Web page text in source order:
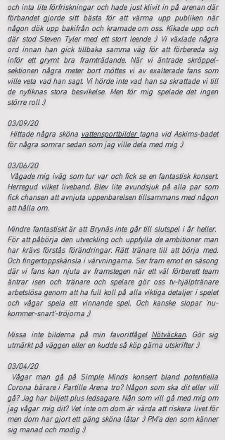
och inta lite förfriskningar och hade just klivit in på arenan där
förbandet gjorde sitt bästa för att värma upp publiken när
någon dök upp bakifrån och kramade om oss. Kikade upp och
där stod Steven Tyler med ett stort leende :) Vi växlade några
ord innan han gick tillbaka samma väg för att förbereda sig
inför ett grymt bra framträdande. När vi äntrade skröppel-
sektionen några meter bort möttes vi av exalterade fans som
ville veta vad han sagt. Vi hörde inte vad han sa skrattade vi till
de nyfiknas stora besvikelse. Men för mig spelade det ingen
större roll :)
03/09/20
Hittade några sköna vattensportbildertagna vid Askims-badet
för några somrar sedan som jag ville dela med mig :)
03/06/20
Vågade mig iväg som tur var och fick se en fantastisk konsert.
Herregud vilket liveband. Blev lite avundsjuk på alla par som
fick chansen att avnjuta uppenbarelsen tillsammans med någon
att hålla om.
Mindre fantastiskt är att Brynäs inte går till slutspel i år heller.
För att påbörja den utveckling och uppfylla de ambitioner man
har krävs förstås förändringar. Rätt tränare till att börja med.
Och fingertoppskänsla i värvningarna. Ser fram emot en säsong
där vi fans kan njuta av framstegen när ett väl förberett team
äntrar isen och tränare och spelare gör oss tv-hjälptränare
arbetslösa genom att ha full koll på alla viktiga detaljer i spelet
och vågar spela ett vinnande spel. Och kanske slopar 'nu-
kommer-snart'-tröjorna ;)
Missa inte bilderna på min favoritfågel Nötväckan. Gör sig
utmärkt på väggen eller en kudde så köp gärna utskrifter :)
03/04/20
Vågar man gå på Simple Minds konsert bland potentiella
Corona bärare i Partille Arena tro? Någon som ska dit eller vill
gå? Jag har biljett plus ledsagare. Nån som vill gå med mig om
jag vågar mig dit? Vet inte om dom är värda att riskera livet för
men dom har gjort ett gäng sköna låtar :) PM'a den som känner
sig manad och modig :)